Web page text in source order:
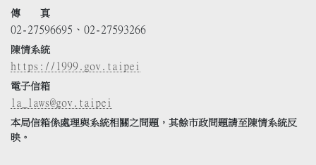
傳 真
02-27596695、02-27593266
陳情系統
https://1999.gov.taipei
電子信箱
la_laws@gov.taipei
本局信箱係處理與系統相關之問題，其餘市政問題請至陳情系統反
映。